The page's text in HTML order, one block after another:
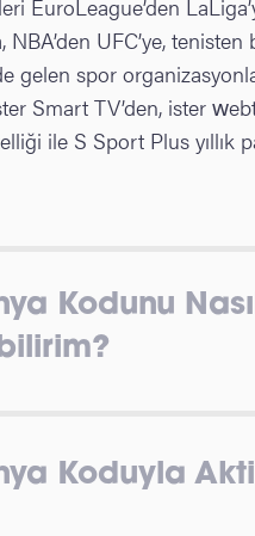
EuroLeague’den
NBA’den UFC’ye,
gelen spor
Smart TV’den, ister
ile S Sport Plus yıllık
Kodunu
Koduyla